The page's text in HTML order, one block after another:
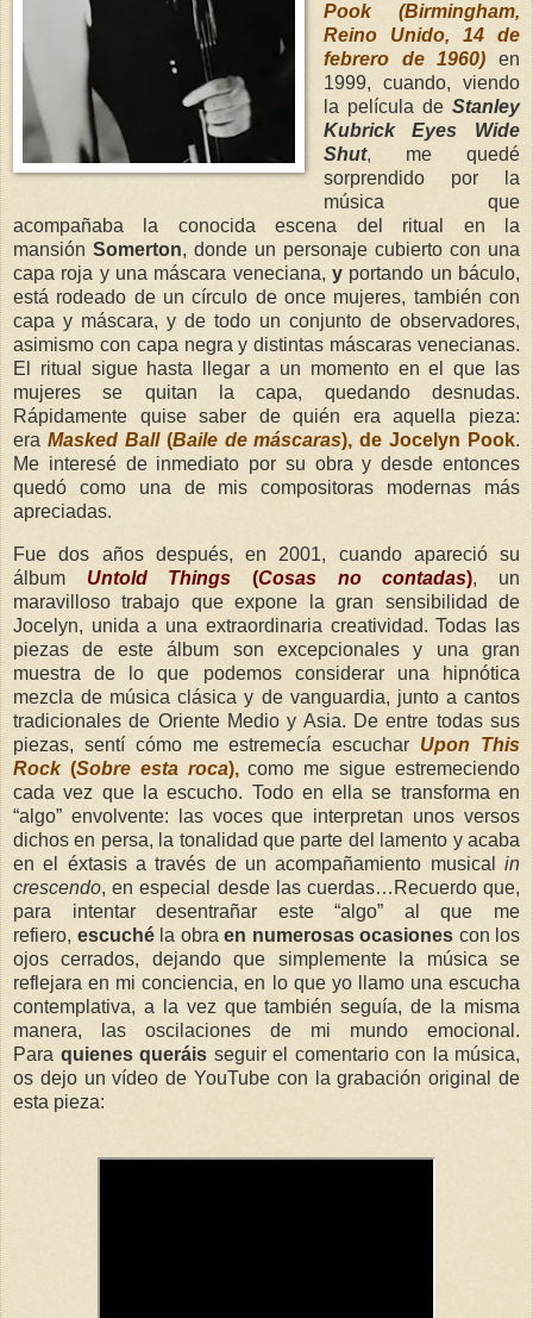
Pook (Birmingham,
Reino Unido, 14 de
febrero de 1960) en
1999, cuando, viendo
la película de Stanley
KubrickEyes Wide
Shut, me quedé
sorprendido por la
música que
acompañaba la conocida escena del ritual en la
mansión Somerton, donde un personaje cubierto con una
capa roja y una máscara veneciana, y portando un báculo,
está rodeado de un círculo de once mujeres, también con
capa y máscara, y de todo un conjunto de observadores,
asimismo con capa negra y distintas máscaras venecianas.
El ritual sigue hasta llegara un momento en el que las
mujeres se quitan la capa, quedando desnudas.
Rápidamente quise saber de quién era aquella pieza:
era Masked Ball(Baile de máscaras), de Jocelyn Pook.
Me interesé de inmediato por su obra ydesde entonces
quedó como una de mis compositoras modernas más
apreciadas.
Fue dos años después, en 2001, cuando apareció su
álbum Untold Things (Cosas no contadas), un
maravilloso trabajo que expone la gran sensibilidad de
Jocelyn, unida a una extraordinaria creatividad. Todas las
piezas de este álbum son excepcionales y una gran
muestra de lo que podemos considerar una hipnótica
mezcla de músicaclásica y de vanguardia, junto a cantos
tradicionales de Oriente Medio y Asia. De entre todas sus
piezas, sentí cómome estremecía escuchar Upon This
Rock(Sobre esta roca),como me sigue estremeciendo
cada vez que la escucho. Todo en ella se transforma en
“algo” envolvente:
lasvoces que interpretan unos versos
dichos en persa, la tonalidad que parte del lamento y acaba
en el éxtasis a través de un acompañamiento musical in
crescendo, en especial desde las cuerdas…Recuerdo que,
para intentar desentrañar este “algo” al que me
refiero, escuchéla obra en numerosas ocasiones con los
ojos cerrados, dejando que simplemente la música se
reflejara en mi conciencia, en lo que yo llamo una escucha
contemplativa, a la vez que también seguía, de la misma
manera, las oscilaciones de mi mundo emocional.
Para quienes queráis seguir el comentario con la música,
os dejo un vídeo de YouTube con la grabación original de
esta pieza: